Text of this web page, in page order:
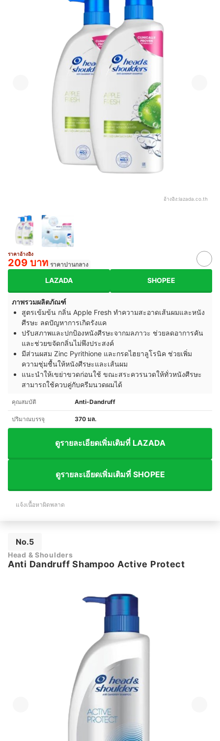
อ้างอิง:lazada.co.th
ราคาอ้างอิง
209 บาท ราคาปานกลาง
LAZADA SHOPEE
ภาพรวมผลิตภัณฑ์
สูตรเข้มข้น กลิ่น Apple Fresh ทำความสะอาดเส้นผมและหนัง
ศีรษะ ลดปัญหาการเกิดรังแค
ปรับสภาพและปกป้องหนังศีรษะจากมลภาวะ ช่วยลดอาการคัน
และช่วยขจัดกลิ่นไม่พึงประสงค์
มีส่วนผสม Zinc Pyrithione และกรดไฮยาลูโรนิค ช่วยเพิ่ม
ความชุ่มชื้นให้หนังศีรษะและเส้นผม
แนะนำให้เขย่าขวดก่อนใช้ ขณะสระควรนวดให้ทั่วหนังศีรษะ
สามารถใช้ควบคู่กับครีมนวดผมได้
คุณสมบัติ Anti-Dandruff
ปริมาณบรรจุ 370 มล.
ดูรายละเอียดเพิ่มเติมที่ LAZADA
ดูรายละเอียดเพิ่มเติมที่ SHOPEE
แจ้งเนื้อหาผิดพลาด
No.5
Head & Shoulders
Anti Dandruff Shampoo Active Protect